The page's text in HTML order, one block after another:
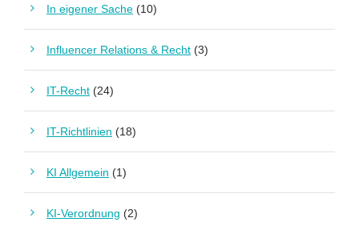
In eigener Sache (10)
Influencer Relations & Recht (3)
IT-Recht (24)
IT-Richtlinien (18)
KI Allgemein (1)
KI-Verordnung (2)